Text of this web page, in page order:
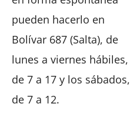
pueden hacerlo en
Bolívar 687 (Salta), de
lunes a viernes hábiles,
de 7 a 17 y los sábados,
de 7 a 12.